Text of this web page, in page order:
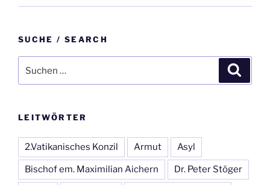
SUCHE / SEARCH
nach:
LEITWÖRTER
2.Vatikanisches Konzil Armut Asyl
Bischof em. Maximilian Aichern Dr. Peter Stöger